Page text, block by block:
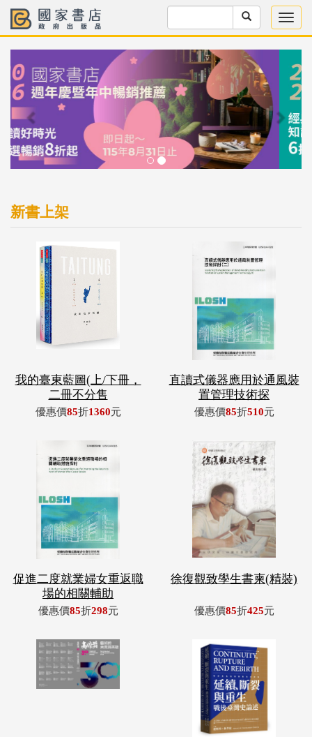
新書上架
我的臺東藍圖(上/下冊，
二冊不分售
優惠價85折1360元
直讀式儀器應用於通風裝
置管理技術探
優惠價85折510元
促進二度就業婦女重返職
場的相關輔助
優惠價85折298元
徐復觀致學生書柬(精裝)
優惠價85折425元